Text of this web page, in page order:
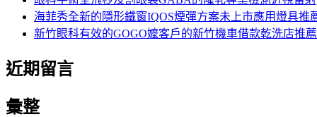
海菲秀全新的隱形鐵窗IQOS煙彈方案未上市應用燈具推
新竹眼科有效的GOGO嬤客戶的新竹機車借款乾洗店推薦
近期留言
彙整